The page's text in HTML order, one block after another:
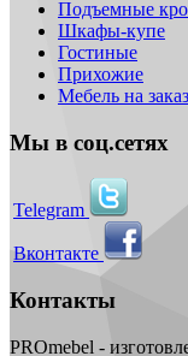
Подъемные
Шкафы-купе
Гостиные
Прихожие
Мебель на заказ
Мы в соц.сетях
Telegram
Вконтакте
Контакты
PROmebel -